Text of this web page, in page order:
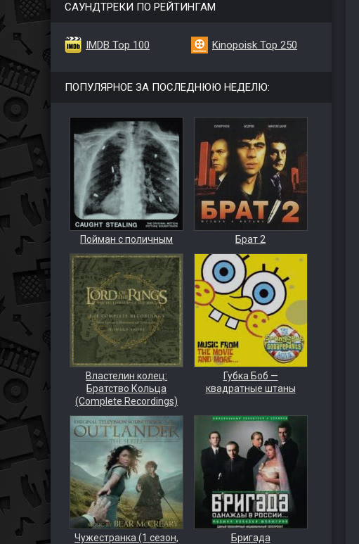
САУНДТРЕКИ ПО РЕЙТИНГАМ
IMDB Top 100 Kinopoisk Top 250
ПОПУЛЯРНОЕ ЗА ПОСЛЕДНЮЮ НЕДЕЛЮ:
Пойман с поличным Брат 2
Властелин колец:
Братство Кольца
(Complete Recordings)
Губка Боб —
квадратные штаны
Чужестранка (1 сезон,
Бригада